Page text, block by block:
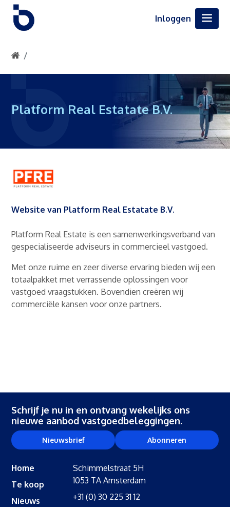
Inloggen
Platform Real Estatate B.V.
Website van Platform Real Estatate B.V.
Platform Real Estate is een samenwerkingsverband van
gespecialiseerde adviseurs in commercieel vastgoed.
Met onze ruime en zeer diverse ervaring bieden wij een
totaalpakket met verrassende oplossingen voor
vastgoed vraagstukken. Bovendien creëren wij
commerciële kansen voor onze partners.
Schrijf je nu in en ontvang wekelijks ons
nieuwe aanbod vastgoedbeleggingen.
Nieuwsbrief Abonneren
Home
Te koop
Nieuws
Schimmelstraat 5H
1053 TA Amsterdam
+31 (0) 30 225 31 12